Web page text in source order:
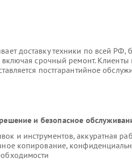
доставку техники по всей РФ,
срочный ремонт. Клиенты
постгарантийное
и безопасное
и инструментов, аккуратная
копирование,